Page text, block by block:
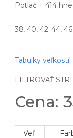
Potlač + 414
38, 40, 42, 44, 46
Tabulky veľkostí
FILTROVAŤ
Cena:
Veľ.